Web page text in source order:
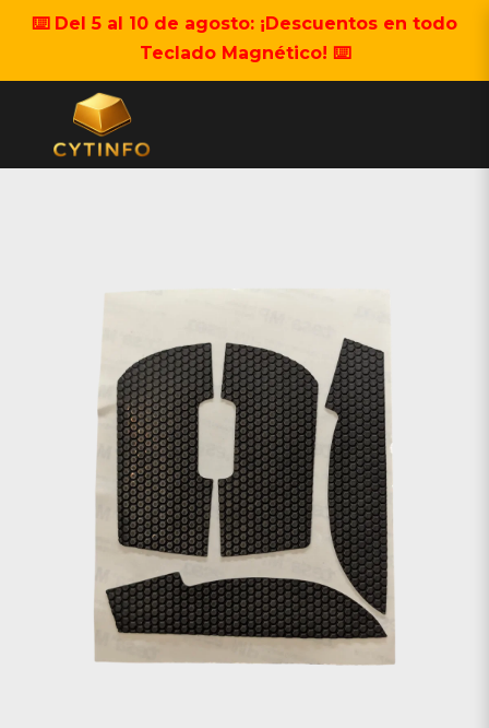
⌨️ Del 5 al 10 de agosto: ¡Descuentos en todo
Teclado Magnético! ⌨️